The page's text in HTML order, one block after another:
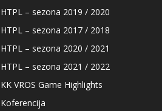
HTPL – sezona 2019 / 2020
HTPL – sezona 2017 / 2018
HTPL – sezona 2020 / 2021
HTPL – sezona 2021 / 2022
KK VROS Game Highlights
Koferencija